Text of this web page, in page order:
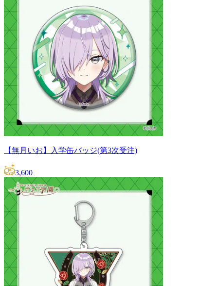
【無月いお】入学缶バッジ(第3次受注)
3,600